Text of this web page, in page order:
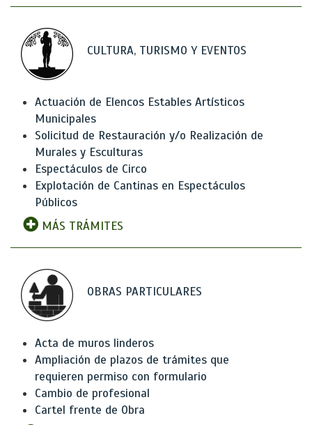
CULTURA, TURISMO Y EVENTOS
Actuación de Elencos Estables Artísticos
Municipales
Solicitud de Restauración y/o Realización de
Murales y Esculturas
Espectáculos de Circo
Explotación de Cantinas en Espectáculos
Públicos
MÁS TRÁMITES
OBRAS PARTICULARES
Acta de muros linderos
Ampliación de plazos de trámites que
requieren permiso con formulario
Cambio de profesional
Cartel frente de Obra